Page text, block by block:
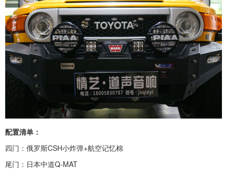
配置清单：
四门：俄罗斯CSH小炸弹+航空记忆棉
尾门：日本中道Q-MAT